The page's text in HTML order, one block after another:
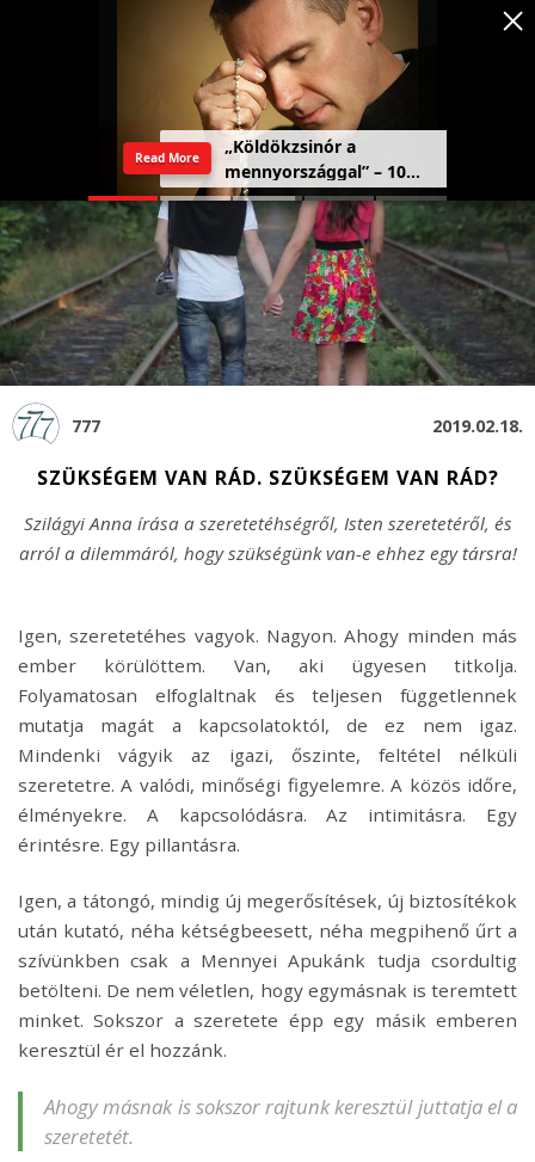
777 2019.02.18.
SZÜKSÉGEM VAN RÁD. SZÜKSÉGEM VAN RÁD?
Szilágyi Anna írása a szeretetéhségről, Isten szeretetéről, és
arról a dilemmáról, hogy szükségünk van-e ehhez egy társra!
Szeretetország: a haza,
amely a szívben kezdődik
Read More
Igen, szeretetéhes vagyok. Nagyon. Ahogy minden más
ember körülöttem. Van, aki ügyesen titkolja.
Folyamatosan elfoglaltnak és teljesen függetlennek
mutatja magát a kapcsolatoktól, de ez nem igaz.
Mindenki vágyik az igazi, őszinte, feltétel nélküli
szeretetre. A valódi, minőségi figyelemre. A közös időre,
élményekre. A kapcsolódásra. Az intimitásra. Egy
érintésre. Egy pillantásra.
Igen, a tátongó, mindig új megerősítések, új biztosítékok
után kutató, néha kétségbeesett, néha megpihenő űrt a
szívünkben csak a Mennyei Apukánk tudja csordultig
betölteni. De nem véletlen, hogy egymásnak is teremtett
minket. Sokszor a szeretete épp egy másik emberen
keresztül ér el hozzánk.
Ahogy másnak is sokszor rajtunk keresztül juttatja el a
szeretetét.